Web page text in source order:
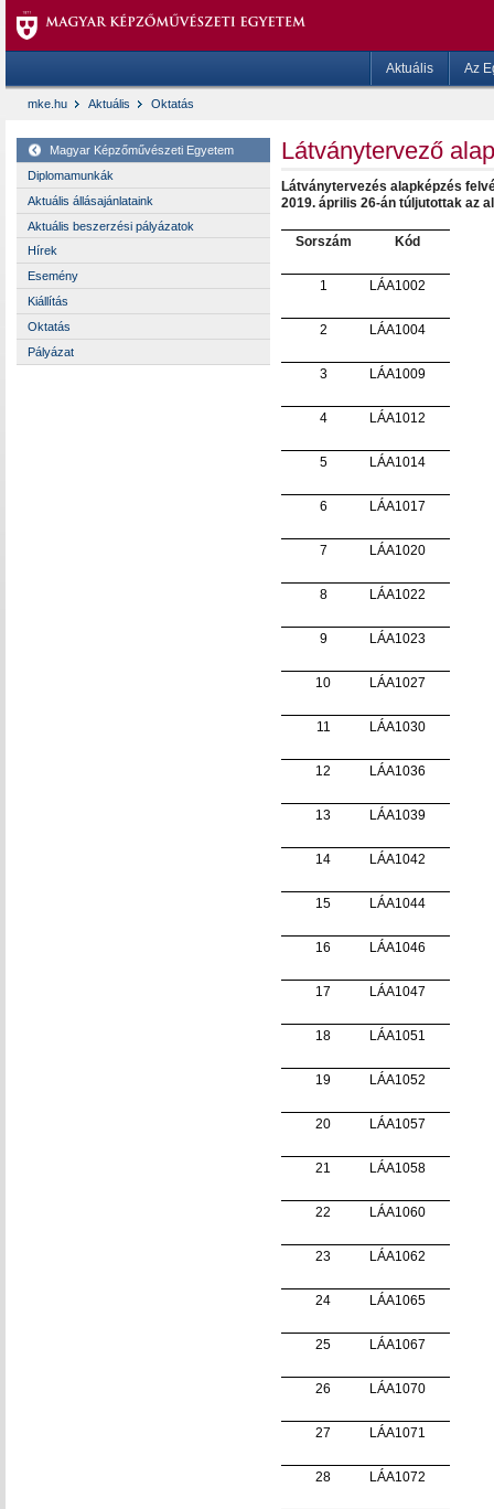
Aktuális Az
mke.hu Aktuális Oktatás
Magyar Képzőművészeti Egyetem
Diplomamunkák
Aktuális állásajánlataink
Aktuális beszerzési pályázatok
Hírek
Esemény
Kiállítás
Oktatás
Pályázat
Látványtervező
Látványtervezés alapképzés
2019. április 26-án túljutottak az
Sorszám Kód
1 LÁA1002
2 LÁA1004
3 LÁA1009
4 LÁA1012
5 LÁA1014
6 LÁA1017
7 LÁA1020
8 LÁA1022
9 LÁA1023
10 LÁA1027
11 LÁA1030
12 LÁA1036
13 LÁA1039
14 LÁA1042
15 LÁA1044
16 LÁA1046
17 LÁA1047
18 LÁA1051
19 LÁA1052
20 LÁA1057
21 LÁA1058
22 LÁA1060
23 LÁA1062
24 LÁA1065
25 LÁA1067
26 LÁA1070
27 LÁA1071
28 LÁA1072